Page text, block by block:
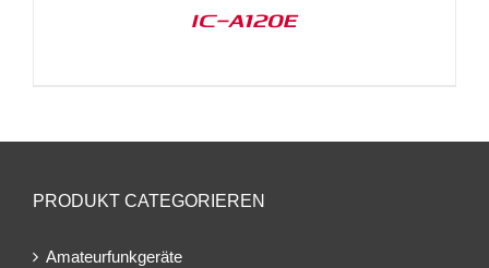
IC-A120E
PRODUKT CATEGORIEREN
Amateurfunkgeräte